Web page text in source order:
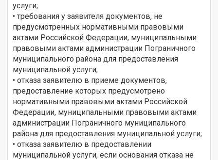
услуги;
• требования у заявителя документов, не
предусмотренных нормативными правовыми
актами Российской Федерации, муниципальными
правовыми актами администрации Пограничного
муниципального района для предоставления
муниципальной услуги;
• отказа заявителю в приеме документов,
предоставление которых предусмотрено
нормативными правовыми актами Российской
Федерации, муниципальными правовыми актами
администрации Пограничного муниципального
района для предоставления муниципальной услуги;
• отказа заявителю в предоставлении
муниципальной услуги, если основания отказа не